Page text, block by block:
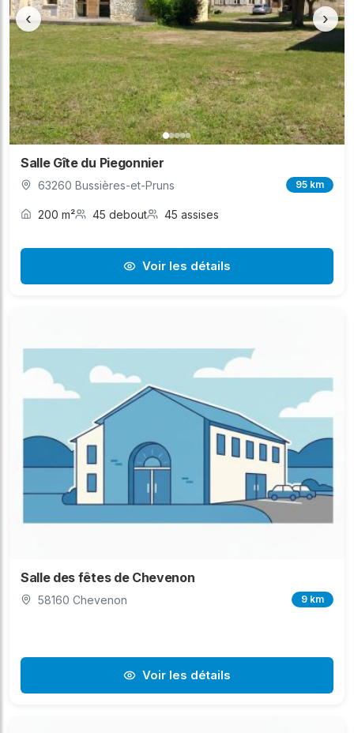
‹ ›
Salle Gîte du Piegonnier
63260 Bussières-et-Pruns 95 km
200 m² 45 debout 45 assises
Voir les détails
Salle des fêtes de Chevenon
58160 Chevenon 9 km
Voir les détails